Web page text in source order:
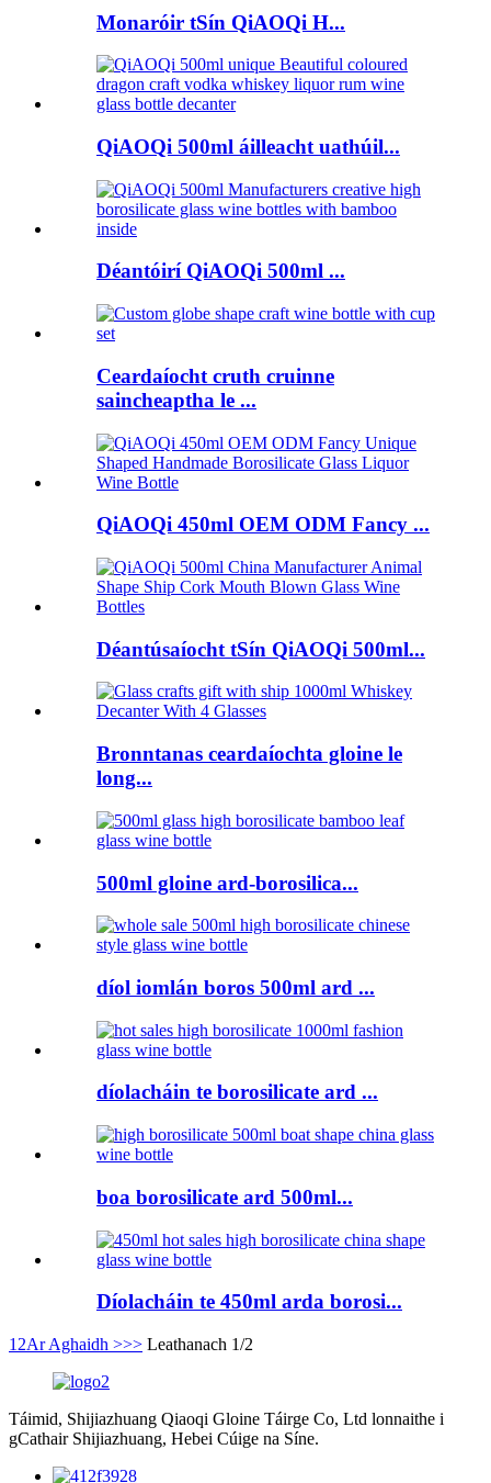
Monaróir tSín QiAOQi H...
QiAOQi 500ml áilleacht uathúil...
Déantóirí QiAOQi 500ml ...
Ceardaíocht cruth cruinne
saincheaptha le ...
QiAOQi 450ml OEM ODM Fancy ...
Déantúsaíocht tSín QiAOQi 500ml...
Bronntanas ceardaíochta gloine le
long...
500ml gloine ard-borosilica...
díol iomlán boros 500ml ard ...
díolacháin te borosilicate ard ...
boa borosilicate ard 500ml...
Díolacháin te 450ml arda borosi...
1 2Ar Aghaidh >>> Leathanach 1/2
Táimid, Shijiazhuang Qiaoqi Gloine Táirge Co, Ltd lonnaithe i
gCathair Shijiazhuang, Hebei Cúige na Síne.